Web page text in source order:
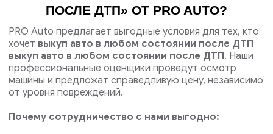
ПОСЛЕ ДТП» ОТ PRO AUTO?
PRO Auto предлагает выгодные условия для тех, кто
хочет выкуп авто в любом состоянии после ДТП
выкуп авто в любом состоянии после ДТП. Наши
профессиональные оценщики проведут осмотр
машины и предложат справедливую цену, независимо
от уровня повреждений.
Почему сотрудничество с нами выгодно: